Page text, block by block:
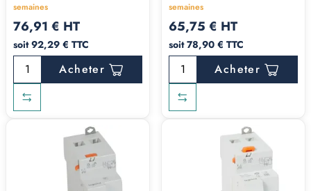
semaines
76,91 € HT
soit 92,29 € TTC
Acheter
semaines
65,75 € HT
soit 78,90 € TTC
Acheter